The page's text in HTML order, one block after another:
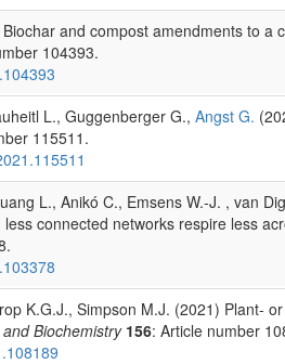
and compost amendments to a
104393.
L., Guggenberger G., Angst G.
115511.
L., Anikó C., Emsens W.-J. , van
connected networks respire less
K.G.J., Simpson M.J. (2021) Plant-
Biochemistry 156: Article number